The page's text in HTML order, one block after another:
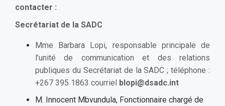
contacter :
Secrétariat de la SADC
Mme Barbara Lopi, responsable principale de
l’unité de communication et des relations
publiques du Secrétariat de la SADC ; téléphone :
+267 395 1863 courriel blopi@dsadc.int
M. Innocent Mbvundula, Fonctionnaire chargé de